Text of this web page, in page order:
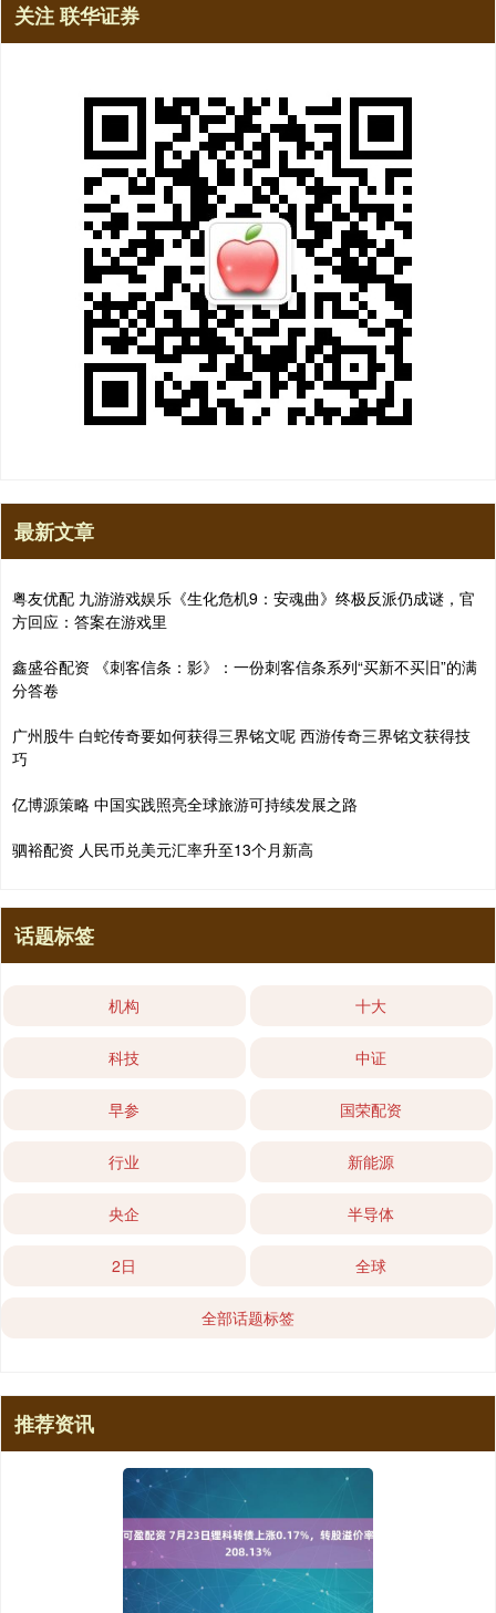
关注 联华证券
最新文章
粤友优配 九游游戏娱乐《生化危机9：安魂曲》终极反派仍成谜，官
方回应：答案在游戏里
鑫盛谷配资 《刺客信条：影》：一份刺客信条系列“买新不买旧”的满
分答卷
广州股牛 白蛇传奇要如何获得三界铭文呢 西游传奇三界铭文获得技
巧
亿博源策略 中国实践照亮全球旅游可持续发展之路
驷裕配资 人民币兑美元汇率升至13个月新高
话题标签
机构 十大
科技 中证
早参 国荣配资
行业 新能源
央企 半导体
2日 全球
全部话题标签
推荐资讯